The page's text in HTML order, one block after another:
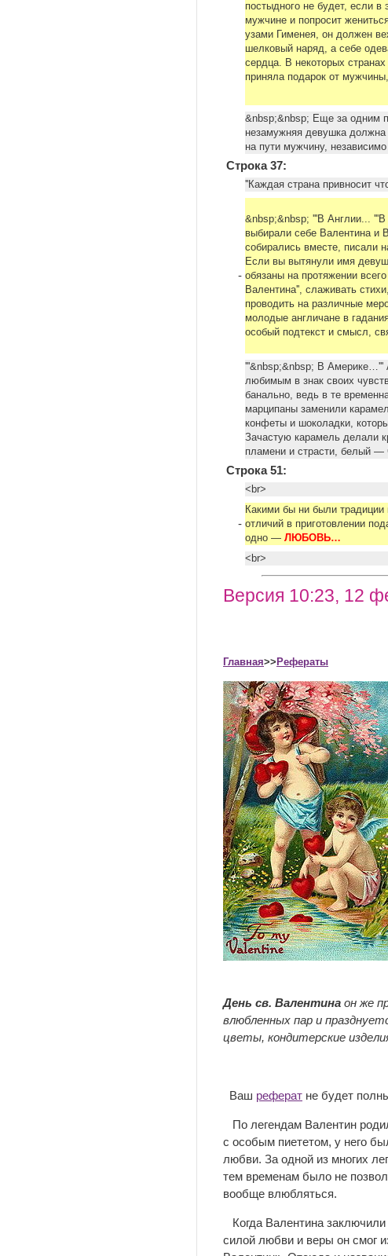
постыдного не будет, если
мужчине и попросит
узами Гименея, он должен
шелковый наряд, а себе
сердца. В некоторых
приняла подарок от
&nbsp;&nbsp; Еще за одним
незамужняя девушка должна
на пути мужчину,
Строка 37:
''Каждая страна привносит
-
&nbsp;&nbsp; '''В Англии...
выбирали себе Валентина и
собирались вместе, писали
Если вы вытянули имя
обязаны на протяжении
Валентина'', слаживать
проводить на различные
молодые англичане в
особый подтекст и смысл,
'''&nbsp;&nbsp; В Америке…'''
любимым в знак своих
банально, ведь в те
марципаны заменили
конфеты и шоколадки,
Зачастую карамель делали
пламени и страсти, белый —
Строка 51:
<br>
-
Какими бы ни были традиции
отличий в приготовлении
одно — ЛЮБОВЬ…
<br>
Версия 10:23, 12
Главная>> Рефераты
День св. Валентина он же
влюбленных пар и
цветы, кондитерские
Ваш реферат не будет
По легендам Валентин
с особым пиететом, у него
любви. За одной из многих
тем временам было не
вообще влюбляться.
Когда Валентина
силой любви и веры он смог